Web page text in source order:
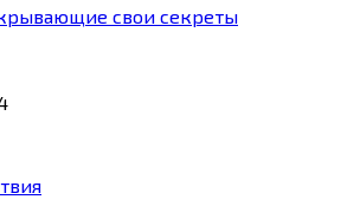
свои секреты